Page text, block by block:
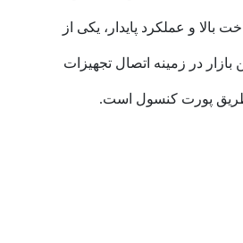
بالا و عملکرد پایدار، یکی از
در زمینه اتصال تجهیزات
پورت کنسول است.